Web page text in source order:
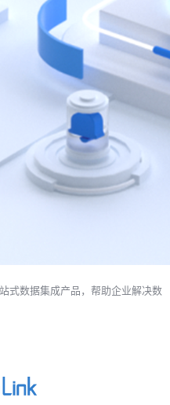
式数据集成产品，帮助企业解决数